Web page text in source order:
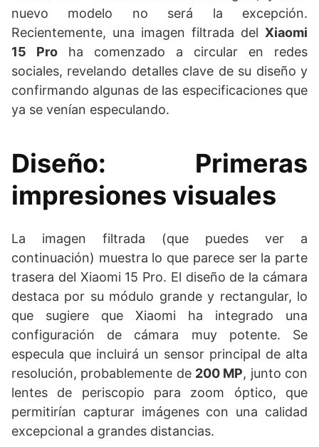
nuevo modelo no será la excepción.
Recientemente, una imagen filtrada del Xiaomi
15 Pro ha comenzado a circular en redes
sociales, revelando detalles clave de su diseño y
confirmando algunas de las especificaciones que
ya se venían especulando.
Diseño: Primeras
impresiones visuales
La imagen filtrada (que puedes ver a
continuación) muestra lo que parece ser la parte
trasera del Xiaomi 15 Pro. El diseño de la cámara
destaca por su módulo grande y rectangular, lo
que sugiere que Xiaomi ha integrado una
configuración de cámara muy potente. Se
especula que incluirá un sensor principal de alta
resolución, probablemente de 200 MP, junto con
lentes de periscopio para zoom óptico, que
permitirían capturar imágenes con una calidad
excepcional a grandes distancias.